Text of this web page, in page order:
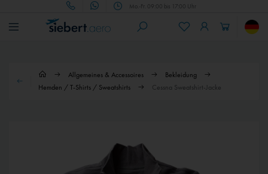
Mo.-Fr. 09:00 bis 17:00 Uhr
Allgemeines & Accessoires
Bekleidung
Hemden / T-Shirts / Sweatshirts
Cessna Sweatshirt-Jacke